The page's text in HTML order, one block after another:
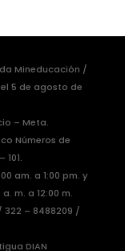
Mineducación /
5 de agosto de
– Meta.
Números de
101.
am. a 1:00 pm. y
m. a 12:00 m.
322 – 8488209 /
DIAN